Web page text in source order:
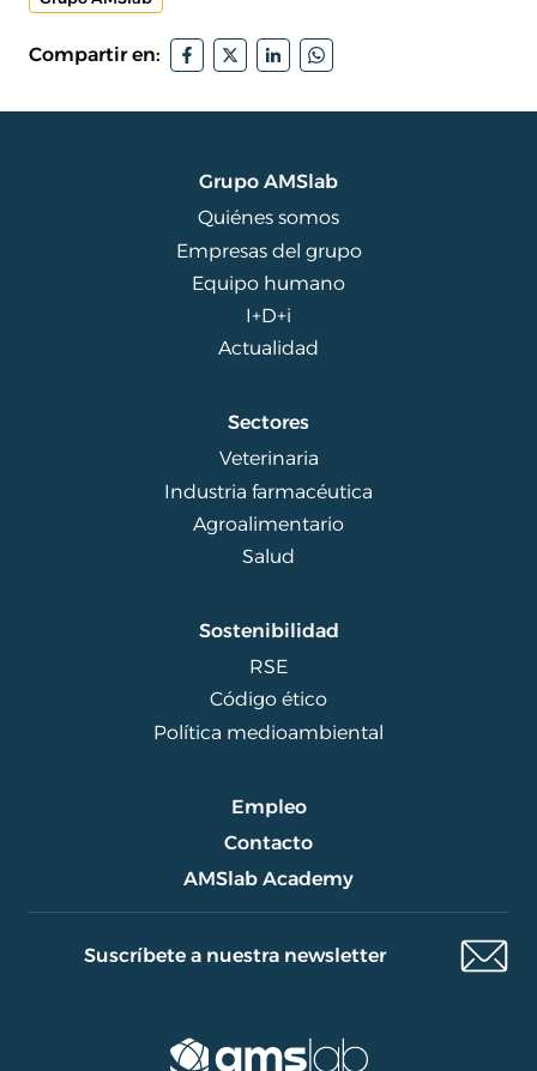
Compartir en:
Grupo AMSlab
Quiénes somos
Empresas del grupo
Equipo humano
I+D+i
Actualidad
Sectores
Veterinaria
Industria farmacéutica
Agroalimentario
Salud
Sostenibilidad
RSE
Código ético
Política medioambiental
Empleo
Contacto
AMSlab Academy
Suscríbete a nuestra newsletter